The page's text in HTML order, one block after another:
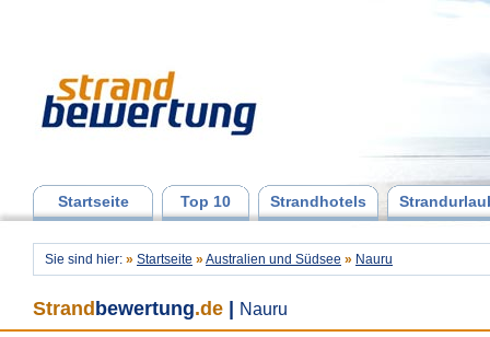
Startseite Top 10 Strandhotels
Sie sind hier: » Startseite » Australien und Südsee » Nauru
Strand bewertung.de Nauru